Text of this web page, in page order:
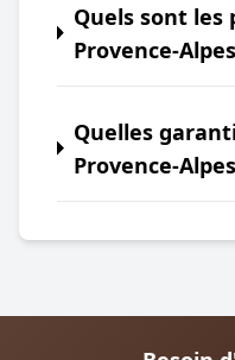
Quels sont les
Provence-
Quelles
Provence-